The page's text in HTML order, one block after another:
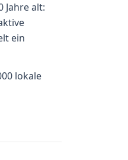
Jahre alt:
ein
lokale